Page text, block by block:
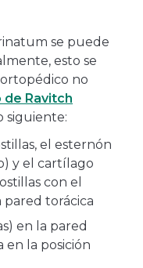
se puede
esto se
no
Ravitch
siguiente:
el esternón
y el cartílago
con el
torácica
en la pared
en la posición